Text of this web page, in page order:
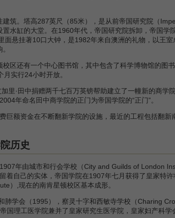
。塔高287英尺（85米），是从前帝国研究院（
水缸的大堂。在1960年代，帝国研究院拆卸，帝国学
悬挂著10口大钟，是1982年来自澳洲的礼物，以王
还有一个中心图书馆，其中包含了科学博物馆的图
月实行24小时开放。
·田中捐赠两千七百万英镑帮助建立了一幢新的商学
年命名田中商学院的正门为帝国学院的“正门”。
额资金在不断翻新学院的设施，最近的工程包括翻新
历史
年由城市和行会学校（City and Guilds of London
着自己的实体，帝国学院在1907年七月获得了皇家特
）,现在的南肯星顿校区基本成形。
学会（1995），察灵十字和西敏寺学校（Charing
国理工医学院兼并了皇家研究生医学院，皇家妇产科学